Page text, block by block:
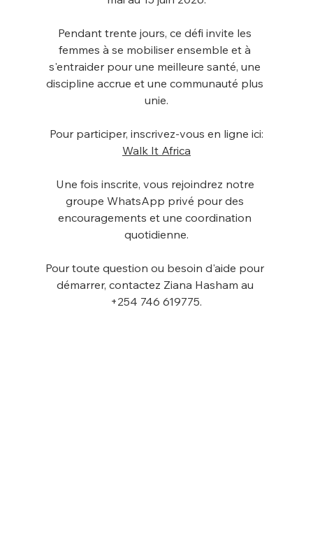
Pendant trente jours, ce défi invite les
femmes à se mobiliser ensemble et à
s'entraider pour une meilleure santé, une
discipline accrue et une communauté plus
unie.
Pour participer, inscrivez-vous en ligne ici:
Walk It Africa
Une fois inscrite, vous rejoindrez notre
groupe WhatsApp privé pour des
encouragements et une coordination
quotidienne.
Pour toute question ou besoin d'aide pour
démarrer, contactez Ziana Hasham au
+254 746 619775.